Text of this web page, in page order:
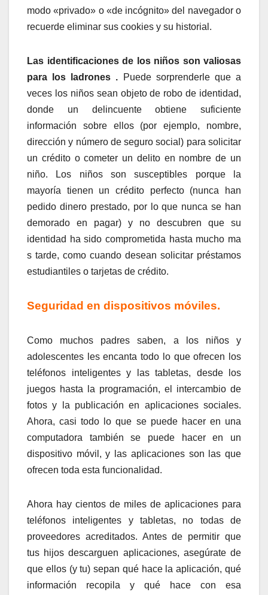
modo «privado» o «de incógnito» del navegador o
recuerde eliminar sus cookies y su historial.
Las identificaciones de los niños son valiosas
para los ladrones . Puede sorprenderle que a
veces los niños sean objeto de robo de identidad,
donde un delincuente obtiene suficiente
información sobre ellos (por ejemplo, nombre,
dirección y número de seguro social) para solicitar
un crédito o cometer un delito en nombre de un
niño. Los niños son susceptibles porque la
mayoría tienen un crédito perfecto (nunca han
pedido dinero prestado, por lo que nunca se han
demorado en pagar) y no descubren que su
identidad ha sido comprometida hasta mucho ma
s tarde, como cuando desean solicitar préstamos
estudiantiles o tarjetas de crédito.
Seguridad en dispositivos móviles.
Como muchos padres saben, a los niños y
adolescentes les encanta todo lo que ofrecen los
teléfonos inteligentes y las tabletas, desde los
juegos hasta la programación, el intercambio de
fotos y la publicación en aplicaciones sociales.
Ahora, casi todo lo que se puede hacer en una
computadora también se puede hacer en un
dispositivo móvil, y las aplicaciones son las que
ofrecen toda esta funcionalidad.
Ahora hay cientos de miles de aplicaciones para
teléfonos inteligentes y tabletas, no todas de
proveedores acreditados. Antes de permitir que
tus hijos descarguen aplicaciones, asegúrate de
que ellos (y tu) sepan qué hace la aplicación, qué
información recopila y qué hace con esa